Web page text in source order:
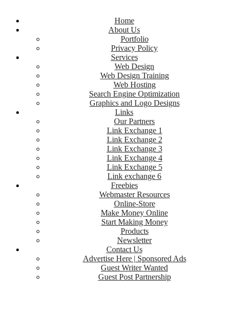
Home
About Us
Portfolio
Privacy Policy
Services
Web Design
Web Design Training
Web Hosting
Search Engine Optimization
Graphics and Logo Designs
Links
Our Partners
Link Exchange 1
Link Exchange 2
Link Exchange 3
Link Exchange 4
Link Exchange 5
Link exchange 6
Freebies
Webmaster Resources
Online-Store
Make Money Online
Start Making Money
Products
Newsletter
Contact Us
Advertise Here | Sponsored Ads
Guest Writer Wanted
Guest Post Partnership